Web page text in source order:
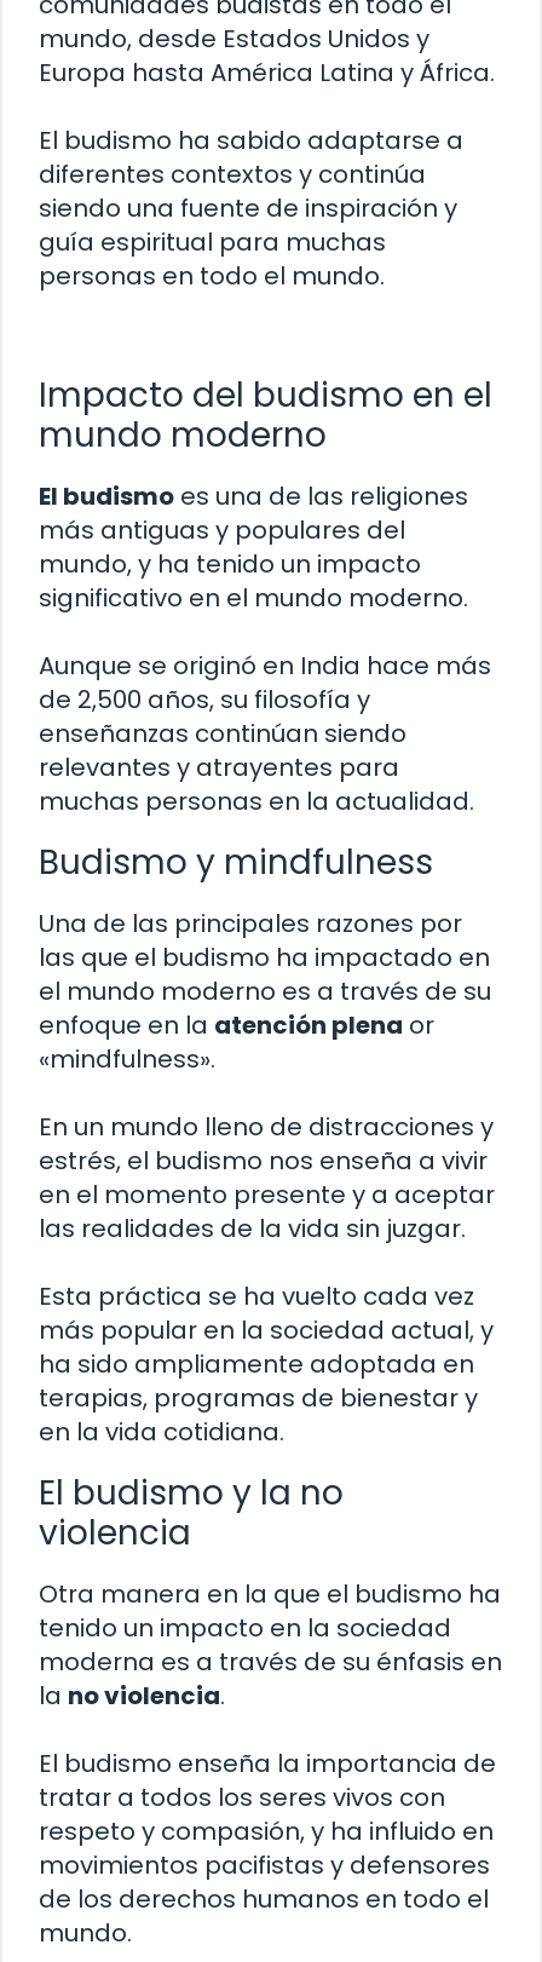
mundo, desde Estados Unidos y
Europa hasta América Latina y África.
El budismo ha sabido adaptarse a
diferentes contextos y continúa
siendo una fuente de inspiración y
guía espiritual para muchas
personas en todo el mundo.
Impacto del budismo en el
mundo moderno
El budismo es una de las religiones
más antiguas y populares del
mundo, y ha tenido un impacto
significativo en el mundo moderno.
Aunque se originó en India hace más
de 2,500 años, su filosofía y
enseñanzas continúan siendo
relevantes y atrayentes para
muchas personas en la actualidad.
Budismo y mindfulness
Una de las principales razones por
las que el budismo ha impactado en
el mundo moderno es a través de su
enfoque en la atención plena or
«mindfulness».
En un mundo lleno de distracciones y
estrés, el budismo nos enseña a vivir
en el momento presente y a aceptar
las realidades de la vida sin juzgar.
Esta práctica se ha vuelto cada vez
más popular en la sociedad actual, y
ha sido ampliamente adoptada en
terapias, programas de bienestar y
en la vida cotidiana.
El budismo y la no
violencia
Otra manera en la que el budismo ha
tenido un impacto en la sociedad
moderna es a través de su énfasis en
la no violencia.
El budismo enseña la importancia de
tratar a todos los seres vivos con
respeto y compasión, y ha influido en
movimientos pacifistas y defensores
de los derechos humanos en todo el
mundo.